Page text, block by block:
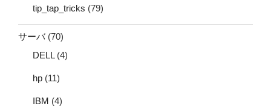
tip_tap_tricks (79)
サーバ(70)
DELL(4)
hp (11)
IBM (4)